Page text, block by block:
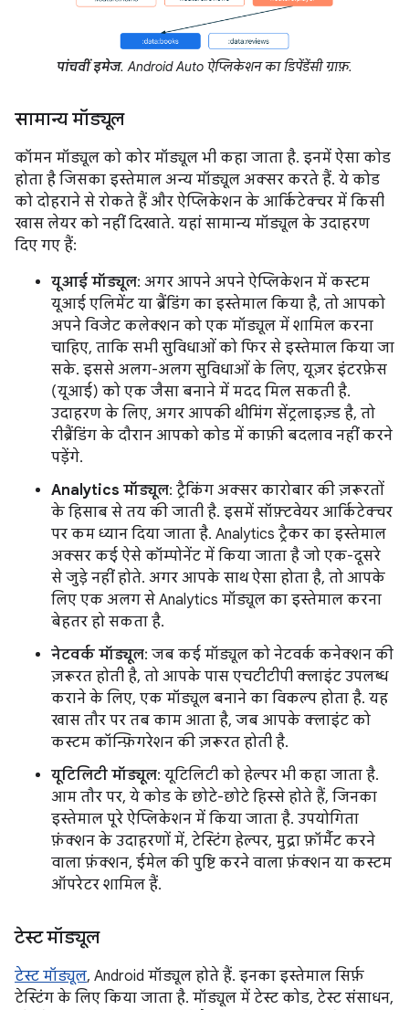
पांचवीं इमेज. Android Auto ऐप्लिकेशन का डिपेंडेंसी ग्राफ़.
सामान्य मॉड्यूल
कॉमन मॉड्यूल को कोर मॉड्यूल भी कहा जाता है. इनमें ऐसा कोड
होता है जिसका इस्तेमाल अन्य मॉड्यूल अक्सर करते हैं. ये कोड
को दोहराने से रोकते हैं और ऐप्लिकेशन के आर्किटेक्चर में किसी
खास लेयर को नहीं दिखाते. यहां सामान्य मॉड्यूल के उदाहरण
दिए गए हैं:
यूआई मॉड्यूल: अगर आपने अपने ऐप्लिकेशन में कस्टम
यूआई एलिमेंट या ब्रैंडिंग का इस्तेमाल किया है, तो आपको
अपने विजेट कलेक्शन को एक मॉड्यूल में शामिल करना
चाहिए, ताकि सभी सुविधाओं को फिर से इस्तेमाल किया जा
सके. इससे अलग-अलग सुविधाओं के लिए, यूज़र इंटरफ़ेस
(यूआई) को एक जैसा बनाने में मदद मिल सकती है.
उदाहरण के लिए, अगर आपकी थीमिंग सेंट्रलाइज़्ड है, तो
रीब्रैंडिंग के दौरान आपको कोड में काफ़ी बदलाव नहीं करने
पड़ेंगे.
Analytics मॉड्यूल: ट्रैकिंग अक्सर कारोबार की ज़रूरतों
के हिसाब से तय की जाती है. इसमें सॉफ़्टवेयर आर्किटेक्चर
पर कम ध्यान दिया जाता है. Analytics ट्रैकर का इस्तेमाल
अक्सर कई ऐसे कॉम्पोनेंट में किया जाता है जो एक-दूसरे
से जुड़े नहीं होते. अगर आपके साथ ऐसा होता है, तो आपके
लिए एक अलग से Analytics मॉड्यूल का इस्तेमाल करना
बेहतर हो सकता है.
नेटवर्क मॉड्यूल: जब कई मॉड्यूल को नेटवर्क कनेक्शन की
ज़रूरत होती है, तो आपके पास एचटीटीपी क्लाइंट उपलब्ध
कराने के लिए, एक मॉड्यूल बनाने का विकल्प होता है. यह
खास तौर पर तब काम आता है, जब आपके क्लाइंट को
कस्टम कॉन्फ़िगरेशन की ज़रूरत होती है.
यूटिलिटी मॉड्यूल: यूटिलिटी को हेल्पर भी कहा जाता है.
आम तौर पर, ये कोड के छोटे-छोटे हिस्से होते हैं, जिनका
इस्तेमाल पूरे ऐप्लिकेशन में किया जाता है. उपयोगिता
फ़ंक्शन के उदाहरणों में, टेस्टिंग हेल्पर, मुद्रा फ़ॉर्मैट करने
वाला फ़ंक्शन, ईमेल की पुष्टि करने वाला फ़ंक्शन या कस्टम
ऑपरेटर शामिल हैं.
टेस्ट मॉड्यूल
टेस्ट मॉड्यूल, Android मॉड्यूल होते हैं. इनका इस्तेमाल सिर्फ़
टेस्टिंग के लिए किया जाता है. मॉड्यूल में टेस्ट कोड, टेस्ट संसाधन,